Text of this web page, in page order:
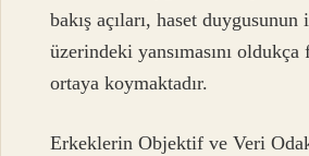
bakış açıları, haset duygusunun
üzerindeki yansımasını
ortaya koymaktadır.
Erkeklerin Objektif ve Veri